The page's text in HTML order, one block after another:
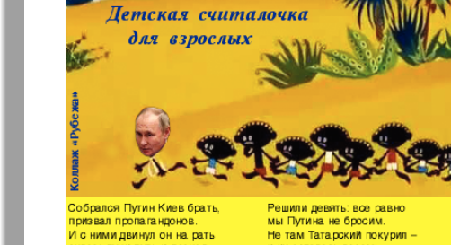
Закон и люди
Зарубежные
записки
Изюм
Клан КП в Европе